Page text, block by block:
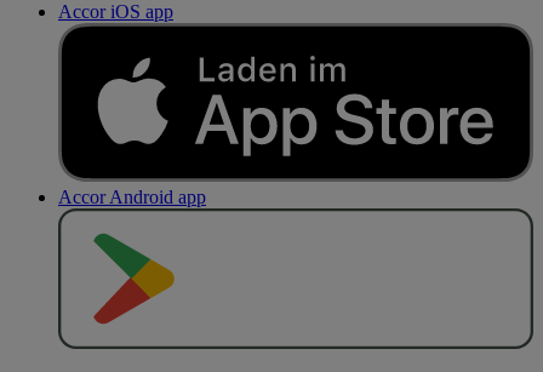
Accor iOS app
Accor Android app